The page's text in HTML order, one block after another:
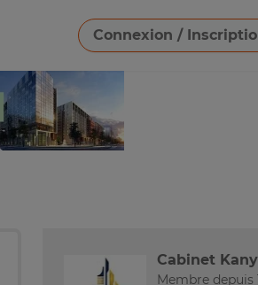
Connexion /
Télécharger une image
Cabinet Kany
Membre depuis